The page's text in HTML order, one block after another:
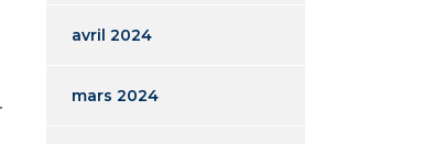
avril 2024
mars 2024